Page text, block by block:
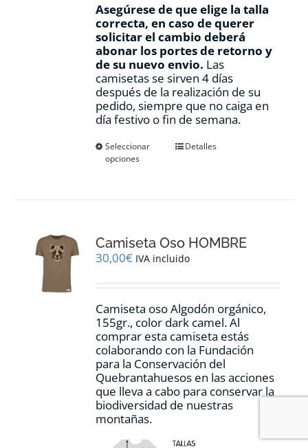
Asegúrese de que elige la talla
correcta, en caso de querer
solicitar el cambio deberá
abonar los portes de retorno y
de su nuevo envio. Las
camisetas se sirven 4 días
después de la realización de su
pedido, siempre que no caiga en
día festivo o fin de semana.
Seleccionar
opciones
Este
se
pueden
en
página
de
producto
Detalles
Camiseta Oso HOMBRE
30,00€ IVA incluido
Camiseta oso Algodón orgánico,
155gr., color dark camel. Al
comprar esta camiseta estás
colaborando con la Fundación
para la Conservación del
Quebrantahuesos en las acciones
que lleva a cabo para conservar la
biodiversidad de nuestras
montañas.